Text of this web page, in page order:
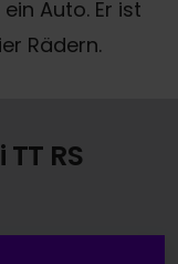
Auto. Er ist
Rädern.
RS